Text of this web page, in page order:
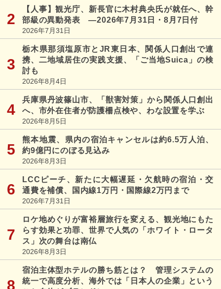
【人事】観光庁、新長官に木村典央氏が就任へ、幹
部級の異動発表 ―2026年7月31日・8月7日付
2026年7月31日
栃木県那須塩原市とJR東日本、関係人口創出で連
携、二地域居住の実践支援、「ご当地Suica」の検
討も
2026年8月4日
兵庫県丹波篠山市、「獣害対策」から関係人口創出
へ、市外在住者が防護柵点検や、わな設置を学ぶ
2026年8月5日
熊本地震、県内の宿泊キャンセルは約6.5万人泊、
約9億円にのぼる見込み
2026年8月3日
LCCピーチ、新たに大幅遅延・欠航時の宿泊・交
通費を補償、国内線1万円・国際線2万円まで
2026年7月31日
ロケ地めぐりが富裕層旅行を変える、観光地にもた
らす効果と功罪、世界で人気の「ホワイト・ロータ
ス」次の舞台は南仏
2026年8月3日
宿泊主体型ホテルの勝ち筋とは？ 管理システムの
統一で高度分析、海外では「日本人の企業」という